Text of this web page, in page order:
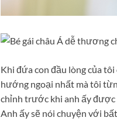
Khi đứa con đầu lòng của
hướng ngoại nhất mà tôi
chỉnh trước khi anh ấy được
Anh ấy sẽ nói chuyện với